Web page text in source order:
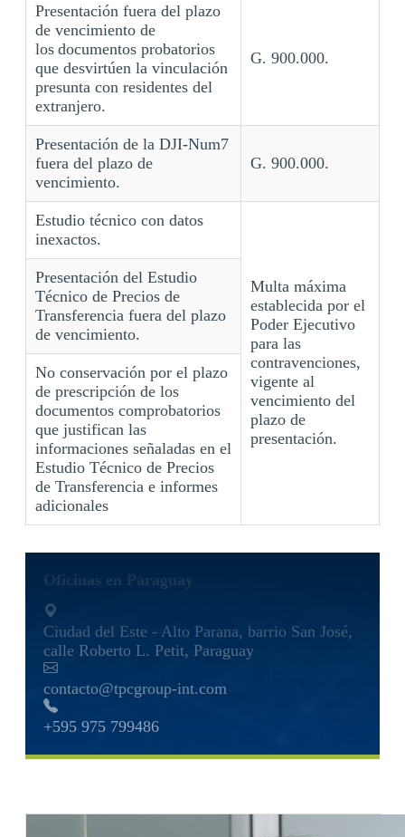
Presentación fuera del plazo
de vencimiento de
los documentos probatorios
que desvirtúen la vinculación
presunta con residentes del
extranjero.
G. 900.000.
Presentación de la DJI-Num7
fuera del plazo de
vencimiento.
G. 900.000.
Estudio técnico con datos
inexactos.
Multa máxima
establecida por el
Poder Ejecutivo
para las
contravenciones,
vigente al
vencimiento del
plazo de
presentación.
Presentación del Estudio
Técnico de Precios de
Transferencia fuera del plazo
de vencimiento.
No conservación por el plazo
de prescripción de los
documentos comprobatorios
que justifican las
informaciones señaladas en el
Estudio Técnico de Precios
de Transferencia e informes
adicionales
Oficinas en Paraguay
Ciudad del Este - Alto Parana, barrio San José,
calle Roberto L. Petit, Paraguay
contacto@tpcgroup-int.com
+595 975 799486